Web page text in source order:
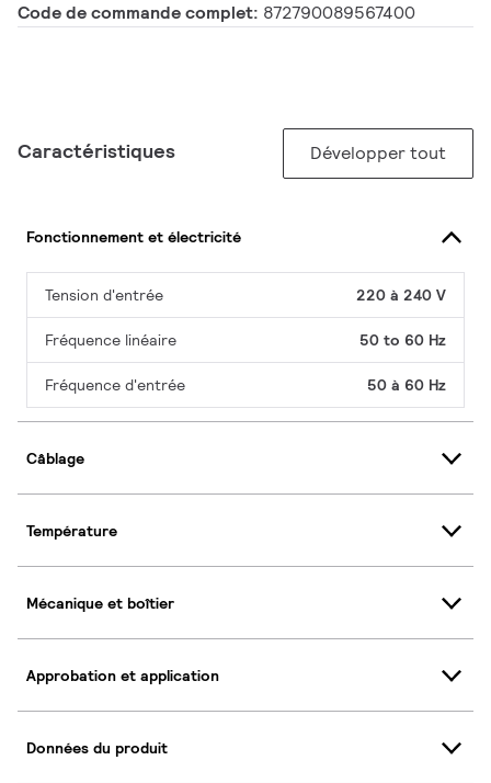
Code de commande complet: 872790089567400
Caractéristiques Développer tout
Fonctionnement et électricité
Tension d'entrée 220 à 240 V
Fréquence linéaire 50 to 60 Hz
Fréquence d'entrée 50 à 60 Hz
Câblage
Température
Mécanique et boîtier
Approbation et application
Données du produit